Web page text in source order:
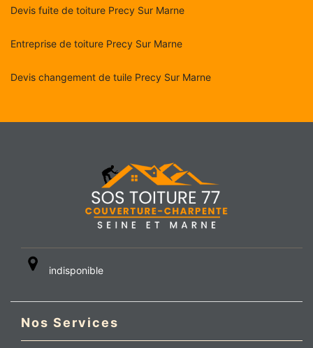
Devis fuite de toiture Precy Sur Marne
Entreprise de toiture Precy Sur Marne
Devis changement de tuile Precy Sur Marne
indisponible
Nos Services